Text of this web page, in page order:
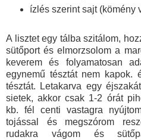
ízlés szerint sajt (kömény
A lisztet egy tálba szitálom,
sütőport és elmorzsolom a
keverem és folyamatosan
egynemű tésztát nem kapok.
tésztát. Letakarva egy
sietek, akkor csak 1-2 órát
kb. fél centi vastagra
tojással és megszórom
rudakra vágom és